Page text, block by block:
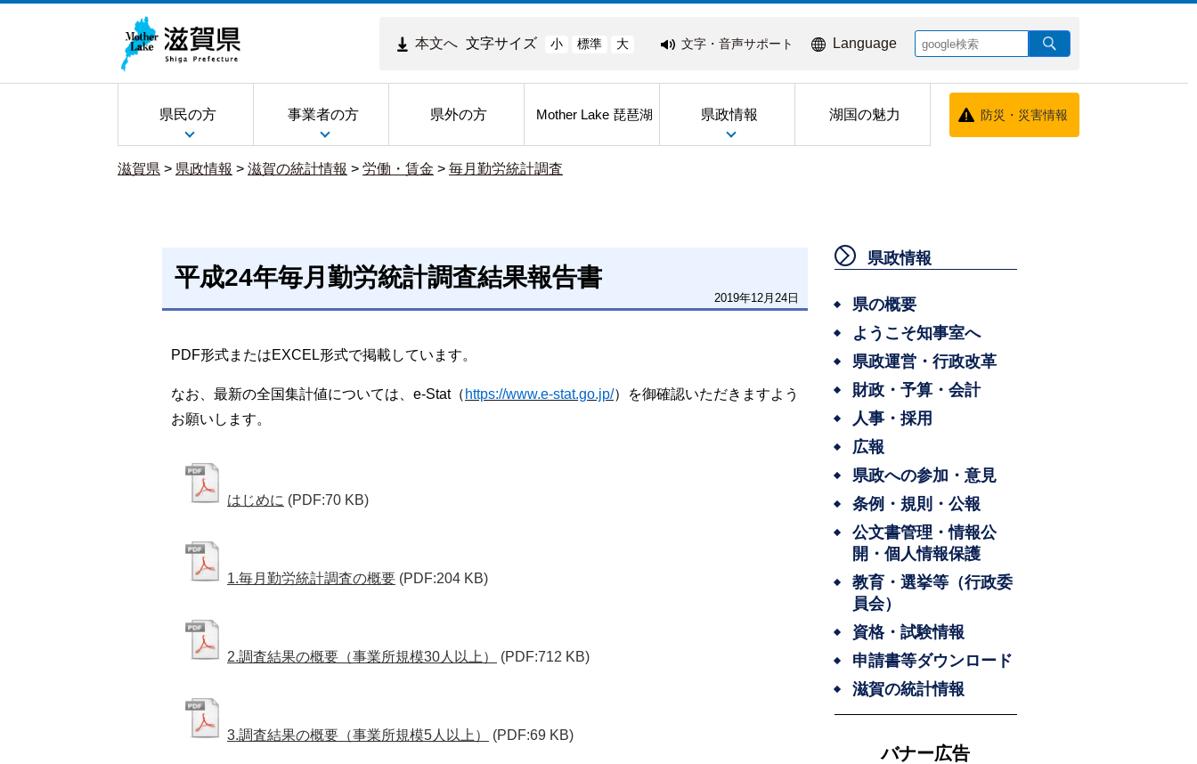
本文へ 文字サイズ 小 標準 大 文字・音声サポート Language
県民の方 事業者の方 県外の方 Mother Lake 琵琶湖 県政情報 湖国の魅力 防災・災害情報
滋賀県 > 県政情報 > 滋賀の統計情報 > 労働・賃金 > 毎月勤労統計調査
平成24年毎月勤労統計調査結果報告書
2019年12月24日
PDF形式またはEXCEL形式で掲載しています。
なお、最新の全国集計値については、e-Stat（ https://www.e-stat.go.jp/）を御確認いただきますよう
お願いします。
はじめに (PDF:70 KB)
1.毎月勤労統計調査の概要 (PDF:204 KB)
2.調査結果の概要（事業所規模30人以上） (PDF:712 KB)
3.調査結果の概要（事業所規模5人以上） (PDF:69 KB)
県政情報
県の概要
ようこそ知事室へ
県政運営・行政改革
財政・予算・会計
人事・採用
広報
県政への参加・意見
条例・規則・公報
公文書管理・情報公
開・個人情報保護
教育・選挙等（行政委
員会）
資格・試験情報
申請書等ダウンロード
滋賀の統計情報
バナー広告